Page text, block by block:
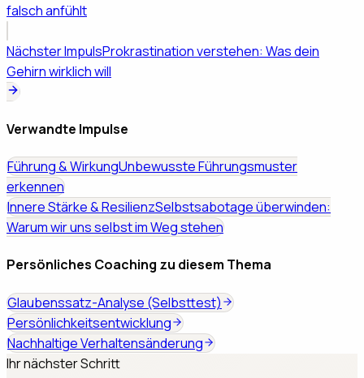
falsch anfühlt
Nächster ImpulsProkrastination verstehen: Was dein
Gehirn wirklich will
Verwandte Impulse
Führung & WirkungUnbewusste Führungsmuster
erkennen
Innere Stärke & ResilienzSelbstsabotage überwinden:
Warum wir uns selbst im Weg stehen
Persönliches Coaching zu diesem Thema
Glaubenssatz-Analyse (Selbsttest)
Persönlichkeitsentwicklung
Nachhaltige Verhaltensänderung
Ihr nächster Schritt